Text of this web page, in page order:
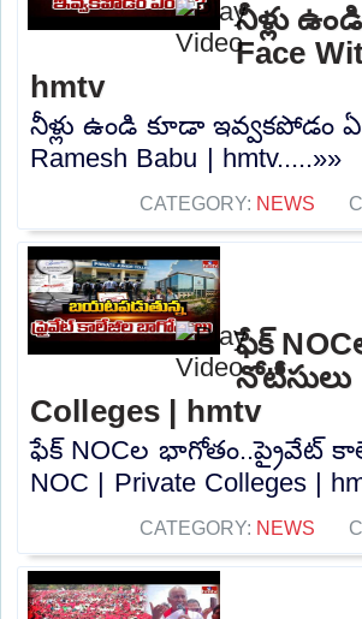
నీళ్లు
Face
hmtv
నీళ్లు ఉండి కూడా ఇవ్వకపోడం
Ramesh Babu | hmtv.....»»
CATEGORY: NEWS
ఫేక్
నోటీసులు
Colleges | hmtv
ఫేక్ NOCల భాగోతం..ప్రైవేట్
NOC | Private Colleges |
CATEGORY: NEWS